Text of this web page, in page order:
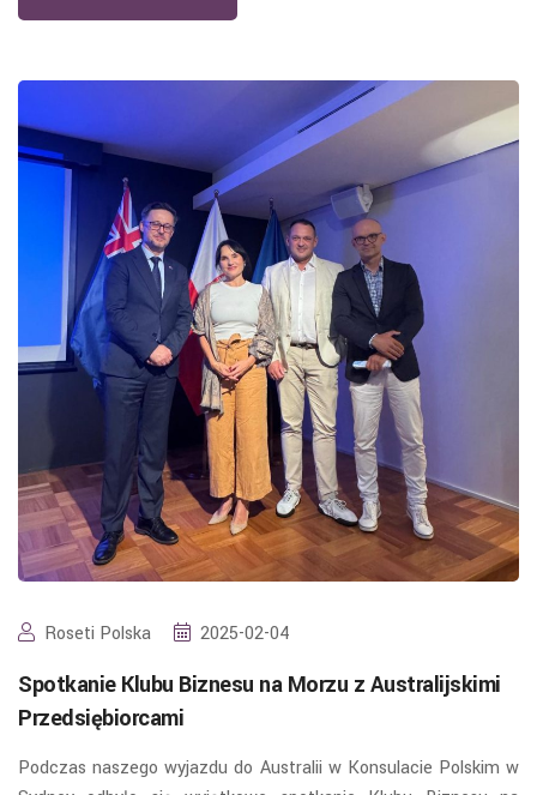
Roseti Polska 2025-02-04
Spotkanie Klubu Biznesu na Morzu z Australijskimi
Przedsiębiorcami
Podczas naszego wyjazdu do Australii w Konsulacie Polskim w